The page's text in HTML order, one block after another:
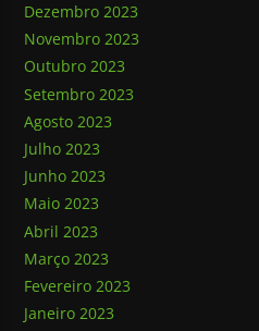
Dezembro 2023
Novembro 2023
Outubro 2023
Setembro 2023
Agosto 2023
Julho 2023
Junho 2023
Maio 2023
Abril 2023
Março 2023
Fevereiro 2023
Janeiro 2023